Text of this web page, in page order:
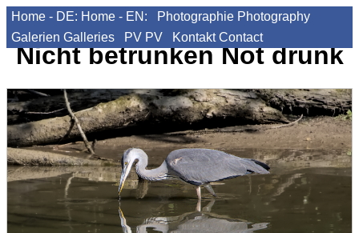
Home - DE: Home - EN: Photographie Photography
Galerien Galleries PV PV Kontakt Contact
Nicht betrunkenNot drunk